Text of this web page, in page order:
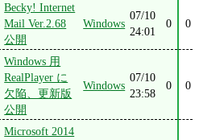
Becky! Internet
Mail Ver.2.68
公開
Windows
07/10
24:01
0 0
Windows 用
RealPlayer に
欠陥、更新版
公開
Windows
07/10
23:58
0 0
Microsoft 2014